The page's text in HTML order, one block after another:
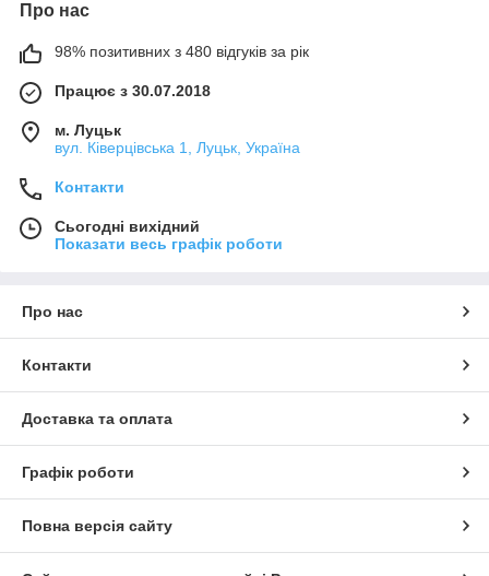
Про нас
98% позитивних з 480 відгуків за рік
Працює з 30.07.2018
м. Луцьк
вул. Ківерцівська 1, Луцьк, Україна
Контакти
Сьогодні вихідний
Показати весь графік роботи
Про нас
Контакти
Доставка та оплата
Графік роботи
Повна версія сайту